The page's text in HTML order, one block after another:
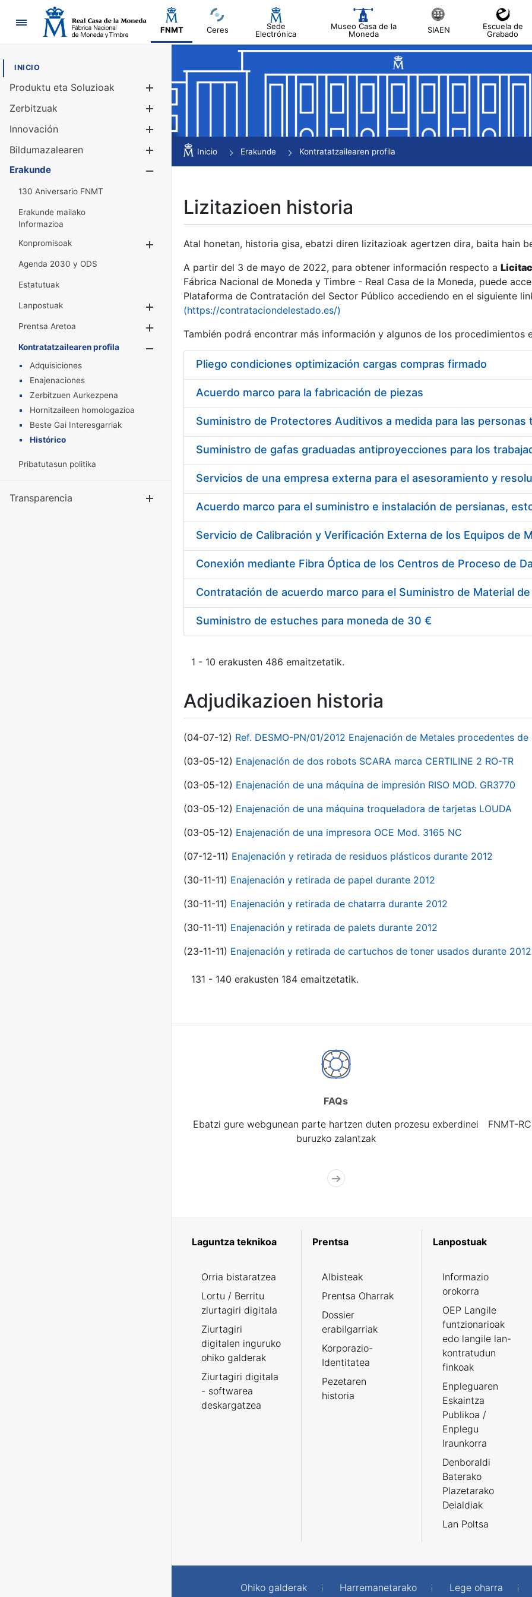
Nabigazioa
FNMT Ceres
Sede
Electrónica
Museo Casa de la
Moneda
SIAEN
Escuela de
Grabado
INICIO
Produktu eta Soluzioak
Erakutsi/Ezkutatu
Zerbitzuak
Innovación
Bildumazalearen
Erakutsi/Ezkutatu
Erakunde
130 Aniversario FNMT
Erakunde mailako
Informazioa
Konpromisoak
Erakutsi/Ezkutatu
Agenda 2030 y ODS
Estatutuak
Lanpostuak
Erakutsi/Ezkutatu
Prentsa Aretoa
Erakutsi/Ezkutatu
Kontratatzailearen profila
Erakutsi/Ezkutatu
Adquisiciones
Enajenaciones
Zerbitzuen Aurkezpena
Hornitzaileen homologazioa
Beste Gai Interesgarriak
Histórico
Pribatutasun politika
Transparencia Erakutsi/Ezkutatu
Inicio Erakunde Kontratatzailearen profila
Lizitazioen historia
Atal honetan, historia gisa, ebatzi diren lizitazioak agertzen dira, baita hain
A partir del 3 de mayo de 2022, para obtener información respecto a
Fábrica Nacional de Moneda y Timbre - Real Casa de la Moneda, puede
Plataforma de Contratación del Sector Público accediendo en el siguiente
(https://contrataciondelestado.es/)
También podrá encontrar más información y algunos de los procedimientos
Pliego condiciones optimización cargas compras firmado
Acuerdo marco para la fabricación de piezas
Acuerdo marco para el suministro e instalación de persianas,
Suministro de estuches para moneda de 30 €
1 - 10 erakusten 486 emaitzetatik.
Adjudikazioen historia
(04-07-12) Ref. DESMO-PN/01/2012 Enajenación de Metales procedentes
(03-05-12) Enajenación de dos robots SCARA marca CERTILINE 2 RO-TR
(03-05-12) Enajenación de una máquina de impresión RISO MOD. GR3770
(03-05-12) Enajenación de una máquina troqueladora de tarjetas LOUDA
(03-05-12) Enajenación de una impresora OCE Mod. 3165 NC
(07-12-11) Enajenación y retirada de residuos plásticos durante 2012
(30-11-11) Enajenación y retirada de papel durante 2012
(30-11-11) Enajenación y retirada de chatarra durante 2012
(30-11-11) Enajenación y retirada de palets durante 2012
(23-11-11) Enajenación y retirada de cartuchos de toner usados durante 2012
131 - 140 erakusten 184 emaitzetatik.
FAQs
Ebatzi gure webgunean parte hartzen duten prozesu exberdinei
buruzko zalantzak
FNMT-
Laguntza teknikoa
Orria bistaratzea
Lortu / Berritu
ziurtagiri digitala
Ziurtagiri
digitalen inguruko
ohiko galderak
Ziurtagiri digitala
- softwarea
deskargatzea
Prentsa
Albisteak
Prentsa Oharrak
Dossier
erabilgarriak
Korporazio-
Identitatea
Pezetaren
historia
Lanpostuak
Informazio
orokorra
OEP Langile
funtzionarioak
edo langile lan-
kontratudun
finkoak
Enpleguaren
Eskaintza
Publikoa /
Enplegu
Iraunkorra
Denboraldi
Baterako
Plazetarako
Deialdiak
Lan Poltsa
Ohiko galderak Harremanetarako Lege oharra